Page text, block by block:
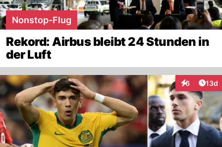
Nonstop-Flug
Rekord: Airbus bleibt 24 Stunden in
der Luft
6
Interaktionen
13d